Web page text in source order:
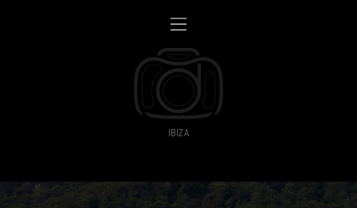
IBIZA